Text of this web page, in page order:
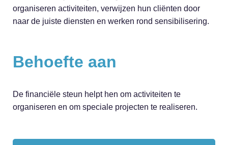
organiseren activiteiten, verwijzen hun cliënten door
naar de juiste diensten en werken rond sensibilisering.
Behoefte aan
De financiële steun helpt hen om activiteiten te
organiseren en om speciale projecten te realiseren.